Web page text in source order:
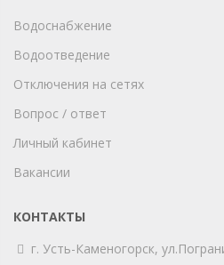
Водоснабжение
Водоотведение
Отключения на сетях
Вопрос / ответ
Личный кабинет
Вакансии
КОНТАКТЫ
г. Усть-Каменогорск,